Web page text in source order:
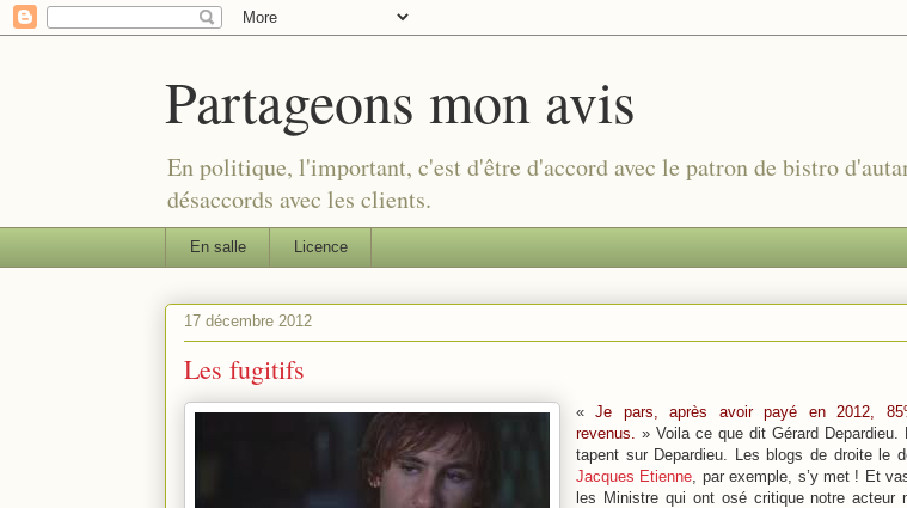
Partageons mon avis
En politique, l'important, c'est d'être d'accord avec le patron de bistro
désaccords avec les clients.
En salle Licence
17 décembre 2012
Les fugitifs
«Je pars, après avoir payé en 2012,
revenus.
» Voila ce que dit Gérard Depardieu.
tapent sur Depardieu. Les blogs de droite le
Jacques Etienne , par exemple, s’y met ! Et
les Ministre qui ont osé critique notre acteur